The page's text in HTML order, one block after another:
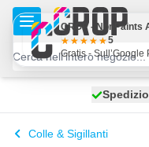
Salta al contenuto
100
Colle & Sigillanti
CROP - NonPaints
5
Gratis - Sull’Google